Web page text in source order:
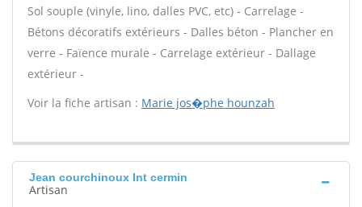
Sol souple (vinyle, lino, dalles PVC, etc) - Carrelage -
Bétons décoratifs extérieurs - Dalles béton - Plancher en
verre - Faïence murale - Carrelage extérieur - Dallage
extérieur -
Voir la fiche artisan : Marie jos�phe hounzah
Jean courchinoux Int cermin
Artisan